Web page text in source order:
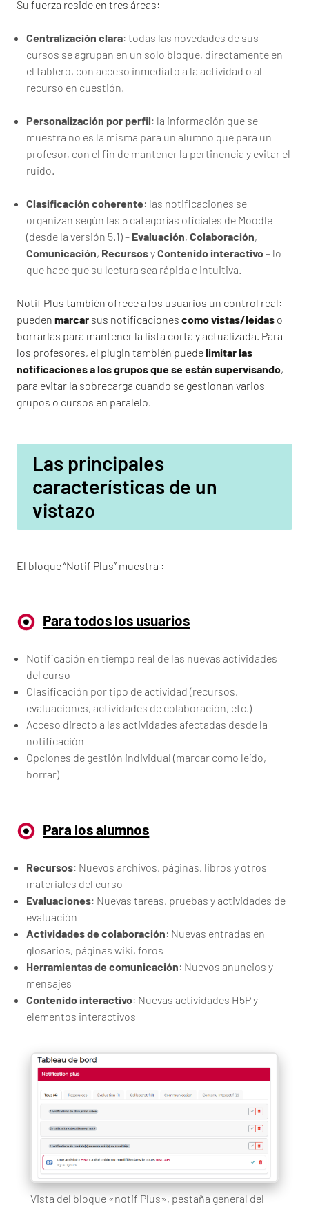
Su fuerza reside en tres áreas:
Centralización clara: todas las novedades de sus
cursos se agrupan en un solo bloque, directamente en
el tablero, con acceso inmediato a la actividad o al
recurso en cuestión.
Personalización por perfil: la información que se
muestra no es la misma para un alumno que para un
profesor, con el fin de mantener la pertinencia y evitar el
ruido.
Clasificación coherente: las notificaciones se
organizan según las 5 categorías oficiales de Moodle
(desde la versión 5.1) – Evaluación, Colaboración,
Comunicación, RecursosyContenido interactivo– lo
que hace que su lectura sea rápida e intuitiva.
Notif Plus también ofrece a los usuarios un control real:
pueden marcar sus notificaciones como vistas/leídas o
borrarlas para mantener la lista corta y actualizada. Para
los profesores, el plugin también puedelimitar las
notificaciones a los grupos que se están supervisando,
para evitar la sobrecarga cuando se gestionan varios
grupos o cursos en paralelo.
Las principales
características de un
vistazo
El bloque “Notif Plus” muestra :
Para todos los usuarios
Notificación en tiempo real de las nuevas actividades
del curso
Clasificación por tipo de actividad (recursos,
evaluaciones, actividades de colaboración, etc.)
Acceso directo a las actividades afectadas desde la
notificación
Opciones de gestión individual (marcar como leído,
borrar)
Para los alumnos
Recursos: Nuevos archivos, páginas, libros y otros
materiales del curso
Evaluaciones: Nuevas tareas, pruebas y actividades de
evaluación
Actividades de colaboración: Nuevas entradas en
glosarios, páginas wiki, foros
Herramientas de comunicación: Nuevos anuncios y
mensajes
Contenido interactivo: Nuevas actividades H5P y
elementos interactivos
Vista del bloque «notif Plus», pestaña general del